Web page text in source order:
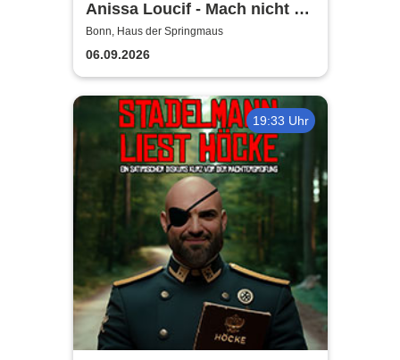
Anissa Loucif - Mach nicht so
auf teuer
Bonn, Haus der Springmaus
06.09.2026
19:33 Uhr